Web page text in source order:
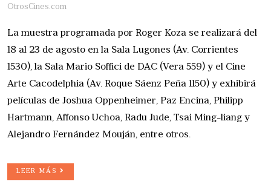
OtrosCines.com
La muestra programada por Roger Koza se realizará del
18 al 23 de agosto en la Sala Lugones (Av. Corrientes
1530), la Sala Mario Soffici de DAC (Vera 559) y el Cine
Arte Cacodelphia (Av. Roque Sáenz Peña 1150) y exhibirá
películas de Joshua Oppenheimer, Paz Encina, Philipp
Hartmann, Affonso Uchoa, Radu Jude, Tsai Ming-liang y
Alejandro Fernández Mouján, entre otros.
LEER MÁS